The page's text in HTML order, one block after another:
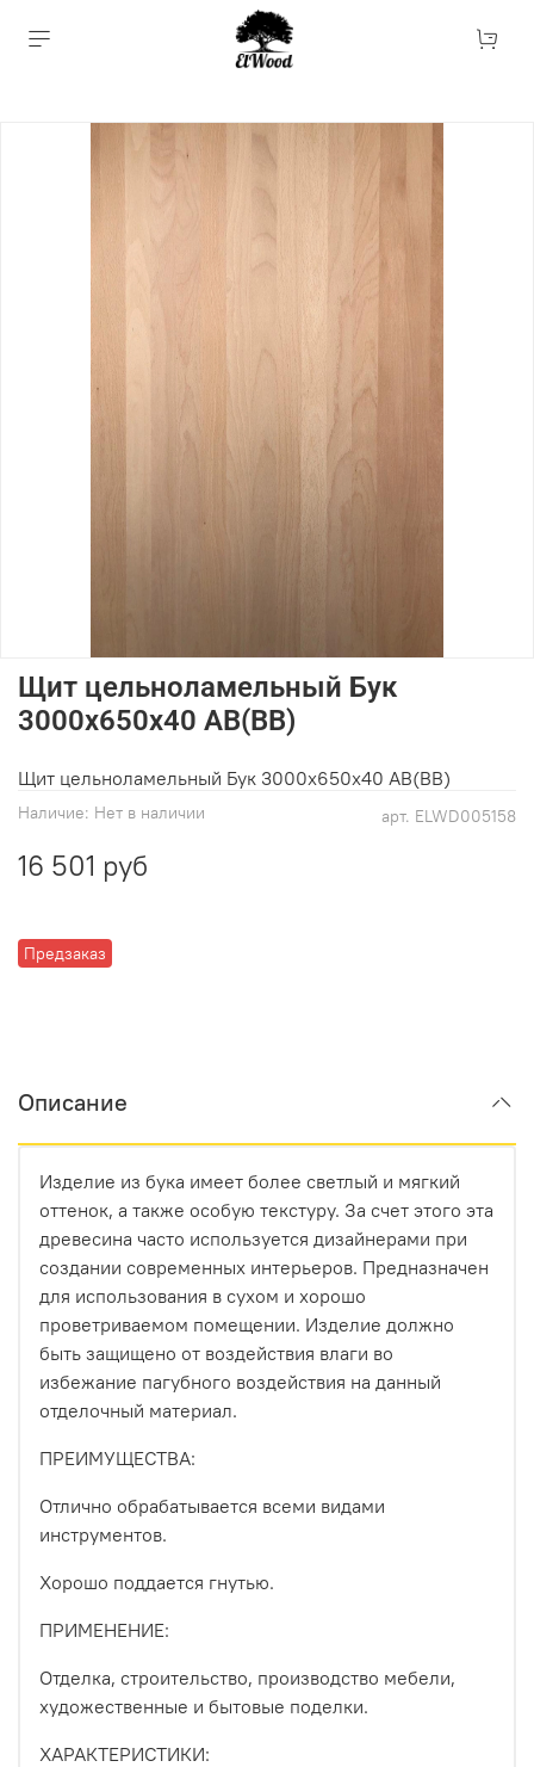
арт. ELWD005158
Наличие: Нет в наличии
Предзаказ
Щит цельноламельный Бук
3000х650х40 АВ(ВВ)
16 501 руб
Щит цельноламельный Бук 3000х650х40 АВ(ВВ)
Описание
Изделие из бука имеет более светлый и мягкий
оттенок, а также особую текстуру. За счет этого эта
древесина часто используется дизайнерами при
создании современных интерьеров. Предназначен
для использования в сухом и хорошо
проветриваемом помещении. Изделие должно
быть защищено от воздействия влаги во
избежание пагубного воздействия на данный
отделочный материал.
ПРЕИМУЩЕСТВА:
Отлично обрабатывается всеми видами
инструментов.
Хорошо поддается гнутью.
ПРИМЕНЕНИЕ:
Отделка, строительство, производство мебели,
художественные и бытовые поделки.
ХАРАКТЕРИСТИКИ: